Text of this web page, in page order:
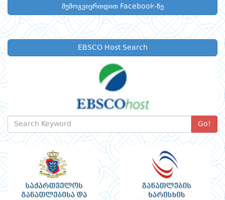
შემოგვიერთდით Facebook-ზე
EBSCO Host Search
Go!